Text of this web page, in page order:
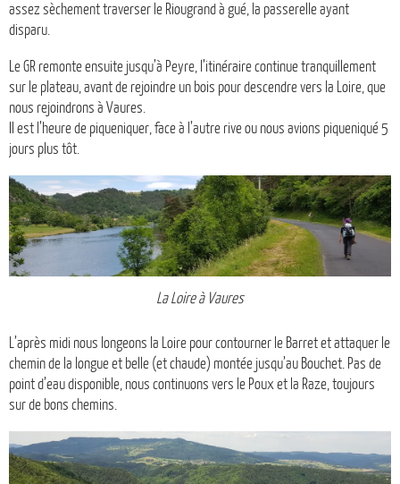
assez sèchement traverser le Riougrand à gué, la passerelle ayant
disparu.
Le GR remonte ensuite jusqu’à Peyre, l’itinéraire continue tranquillement
sur le plateau, avant de rejoindre un bois pour descendre vers la Loire, que
nous rejoindrons à Vaures.
Il est l’heure de piqueniquer, face à l’autre rive ou nous avions piqueniqué 5
jours plus tôt.
La Loire à Vaures
L’après midi nous longeons la Loire pour contourner le Barret et attaquer le
chemin de la longue et belle (et chaude) montée jusqu’au Bouchet. Pas de
point d’eau disponible, nous continuons vers le Poux et la Raze, toujours
sur de bons chemins.